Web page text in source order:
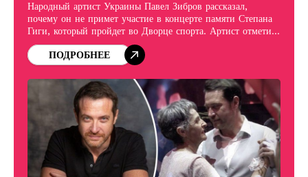
Народный артист Украины Павел Зибров рассказал,
почему он не примет участие в концерте памяти Степана
Гиги, который пройдет во Дворце спорта. Артист отметил,
что даже в качестве зрителя он намерен
ПОДРОБНЕЕ